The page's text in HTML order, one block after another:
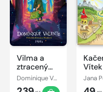
Vilma a
ztracený
den
Dominique Valente
Vítek
jejich